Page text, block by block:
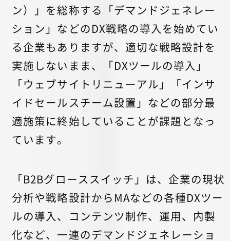
ン）」を総称する「デマンドジェネレー
ション」などのDX戦略の導入を始めてい
る企業もありますが、適切な戦略設計を
実施しないまま、「DXツールの導入」
「ウェブサイトリニューアル」「インサ
イドセールスチーム設置」などの部分最
適施策に終始していることが課題となっ
ています。
「B2Bグローススイッチ」は、企業の現状
分析や戦略設計からMAなどの各種DXツー
ルの導入、コンテンツ制作、運用、内製
化など、一連のデマンドジェネレーショ